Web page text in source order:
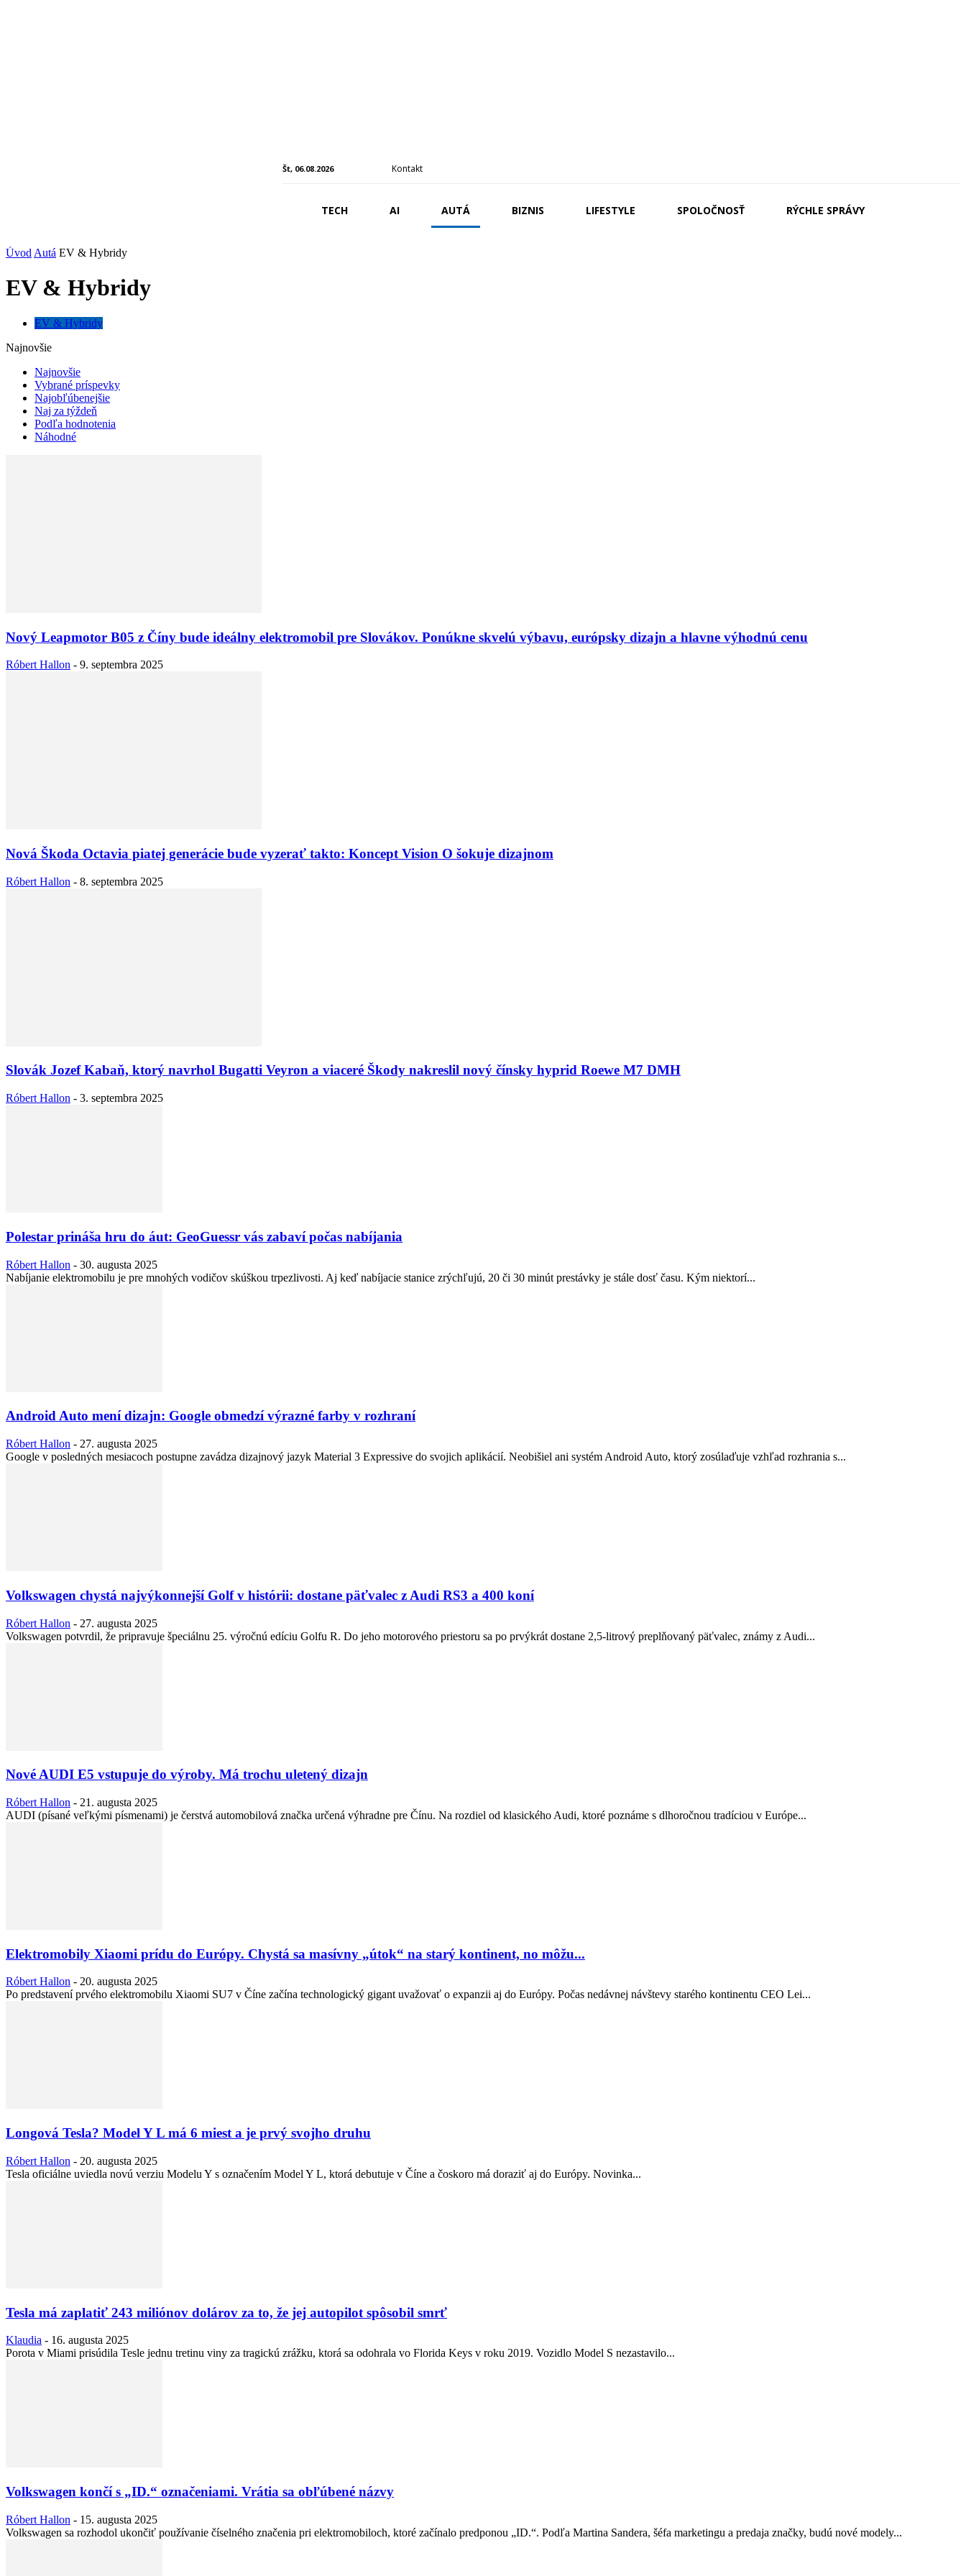
Št, 06.08.2026 Kontakt
TECH AI AUTÁ BIZNIS LIFESTYLE SPOLOČNOSŤ RÝCHLE SPRÁVY
Úvod Autá EV & Hybridy
EV & Hybridy
EV & Hybridy
Najnovšie
Najnovšie
Vybrané príspevky
Najobľúbenejšie
Naj za týždeň
Podľa hodnotenia
Náhodné
Nový Leapmotor B05 z Číny bude ideálny elektromobil pre Slovákov. Ponúkne skvelú výbavu, európsky dizajn a hlavne výhodnú cenu
Róbert Hallon - 9. septembra 2025
Nová Škoda Octavia piatej generácie bude vyzerať takto: Koncept Vision O šokuje dizajnom
Róbert Hallon - 8. septembra 2025
Slovák Jozef Kabaň, ktorý navrhol Bugatti Veyron a viaceré Škody nakreslil nový čínsky hyprid Roewe M7 DMH
Róbert Hallon - 3. septembra 2025
Polestar prináša hru do áut: GeoGuessr vás zabaví počas nabíjania
Róbert Hallon - 30. augusta 2025
Nabíjanie elektromobilu je pre mnohých vodičov skúškou trpezlivosti. Aj keď nabíjacie stanice zrýchľujú, 20 či 30 minút prestávky je stále dosť času. Kým niektorí...
Android Auto mení dizajn: Google obmedzí výrazné farby v rozhraní
Róbert Hallon - 27. augusta 2025
Google v posledných mesiacoch postupne zavádza dizajnový jazyk Material 3 Expressive do svojich aplikácií. Neobišiel ani systém Android Auto, ktorý zosúlaďuje vzhľad rozhrania s...
Volkswagen chystá najvýkonnejší Golf v histórii: dostane päťvalec z Audi RS3 a 400 koní
Róbert Hallon - 27. augusta 2025
Volkswagen potvrdil, že pripravuje špeciálnu 25. výročnú edíciu Golfu R. Do jeho motorového priestoru sa po prvýkrát dostane 2,5-litrový preplňovaný päťvalec, známy z Audi...
Nové AUDI E5 vstupuje do výroby. Má trochu uletený dizajn
Róbert Hallon - 21. augusta 2025
AUDI (písané veľkými písmenami) je čerstvá automobilová značka určená výhradne pre Čínu. Na rozdiel od klasického Audi, ktoré poznáme s dlhoročnou tradíciou v Európe...
Elektromobily Xiaomi prídu do Európy. Chystá sa masívny „útok“ na starý kontinent, no môžu...
Róbert Hallon - 20. augusta 2025
Po predstavení prvého elektromobilu Xiaomi SU7 v Číne začína technologický gigant uvažovať o expanzii aj do Európy. Počas nedávnej návštevy starého kontinentu CEO Lei...
Longová Tesla? Model Y L má 6 miest a je prvý svojho druhu
Róbert Hallon - 20. augusta 2025
Tesla oficiálne uviedla novú verziu Modelu Y s označením Model Y L, ktorá debutuje v Číne a čoskoro má doraziť aj do Európy. Novinka...
Tesla má zaplatiť 243 miliónov dolárov za to, že jej autopilot spôsobil smrť
Klaudia - 16. augusta 2025
Porota v Miami prisúdila Tesle jednu tretinu viny za tragickú zrážku, ktorá sa odohrala vo Florida Keys v roku 2019. Vozidlo Model S nezastavilo...
Volkswagen končí s „ID.“ označeniami. Vrátia sa obľúbené názvy
Róbert Hallon - 15. augusta 2025
Volkswagen sa rozhodol ukončiť používanie číselného značenia pri elektromobiloch, ktoré začínalo predponou „ID.“. Podľa Martina Sandera, šéfa marketingu a predaja značky, budú nové modely...